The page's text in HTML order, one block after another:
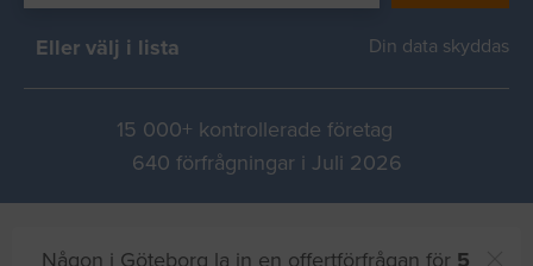
Eller välj i lista Din data skyddas
15 000+ kontrollerade företag
640 förfrågningar i Juli 2026
Någon i Göteborg la in en offertförfrågan för 5